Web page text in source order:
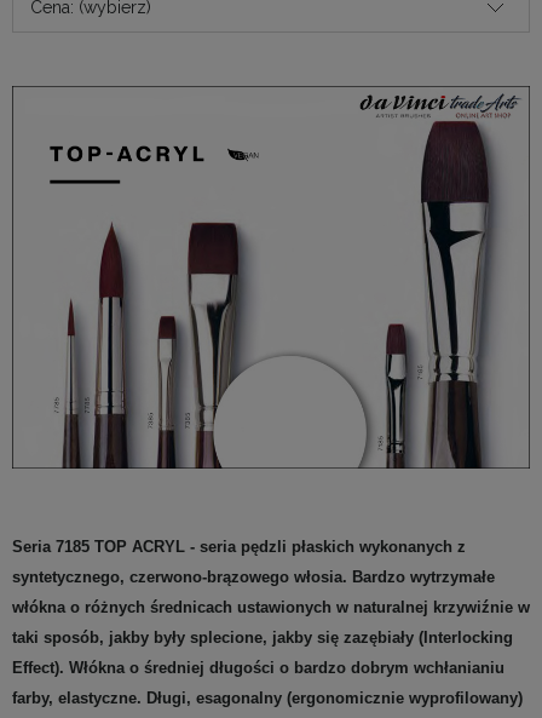
Cena: (wybierz)
Seria 7185 TOP ACRYL - seria pędzli płaskich wykonanych z
syntetycznego, czerwono-brązowego włosia. Bardzo wytrzymałe
włókna o różnych średnicach ustawionych w naturalnej krzywiźnie w
taki sposób, jakby były splecione, jakby się zazębiały (Interlocking
Effect). Włókna o średniej długości o bardzo dobrym wchłanianiu
farby, elastyczne. Długi, esagonalny (ergonomicznie wyprofilowany)